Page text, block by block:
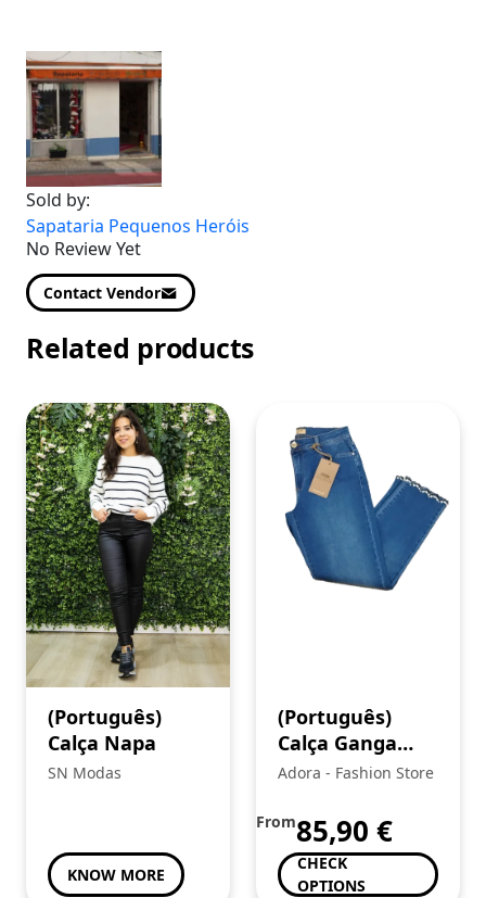
Sold by:
Sapataria Pequenos Heróis
No Review Yet
Contact Vendor
Related products
(Português)
Calça Napa
SN Modas
KNOW MORE
(Português)
Calça Ganga
Senhora
Adora - Fashion Store
From85,90 €
CHECK
OPTIONS